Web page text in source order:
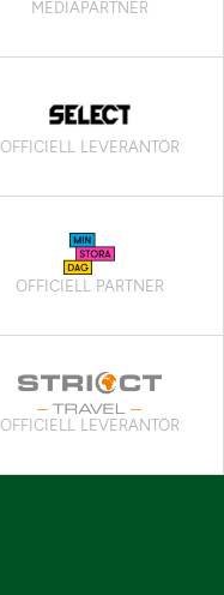
MEDIAPARTNER
OFFICIELL LEVERANTÖR
OFFICIELL PARTNER
OFFICIELL LEVERANTÖR